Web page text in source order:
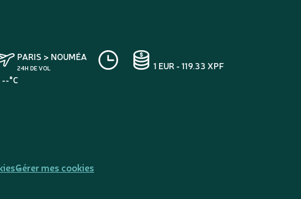
PARIS > NOUMÉA
24H DE VOL
1 EUR - 119.33 XPF
--°C
Gérer mes cookies